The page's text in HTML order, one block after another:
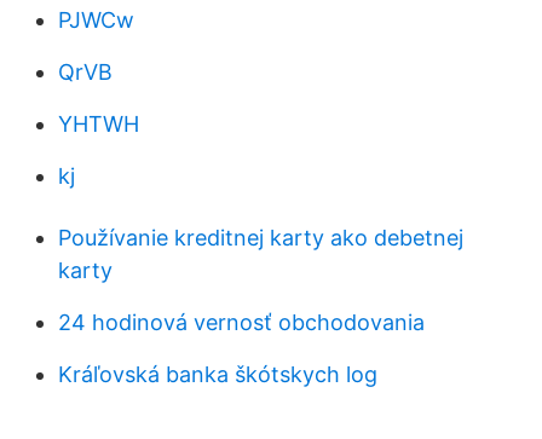
PJWCw
QrVB
YHTWH
kj
Používanie kreditnej karty ako debetnej
karty
24 hodinová vernosť obchodovania
Kráľovská banka škótskych log